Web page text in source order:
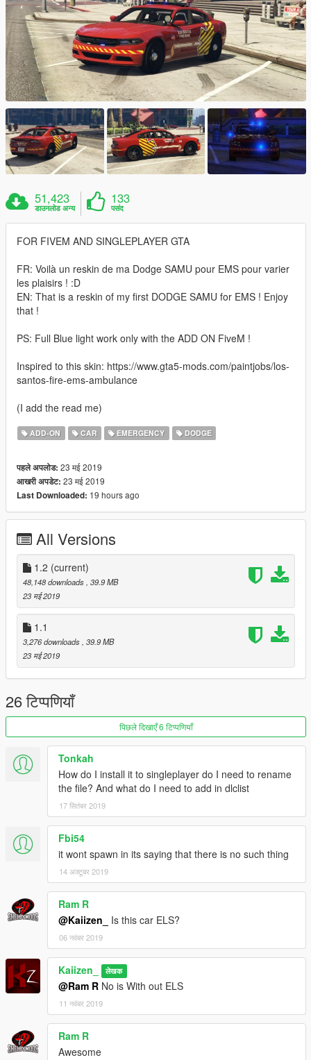
51,423
डाउनलोड अन्य
133
पसंद
FOR FIVEM AND SINGLEPLAYER GTA
FR: Voilà un reskin de ma Dodge SAMU pour EMS pour varier
les plaisirs ! :D
EN: That is a reskin of my first DODGE SAMU for EMS ! Enjoy
that !
PS: Full Blue light work only with the ADD ON FiveM !
Inspired to this skin: https://www.gta5-mods.com/paintjobs/los-
santos-fire-ems-ambulance
(I add the read me)
ADD-ON CAR EMERGENCY DODGE
पहले अपलोड: 23 मई 2019
आखरी अपडेट: 23 मई 2019
Last Downloaded: 19 hours ago
All Versions
1.2 (current)
48,148 downloads , 39.9 MB
23 मई 2019
1.1
3,276 downloads , 39.9 MB
23 मई 2019
26 टिप्पणियाँ
पिछले दिखाएँ 6 टिप्पणियाँ
Tonkah
How do I install it to singleplayer do I need to rename
the file? And what do I need to add in dlclist
17 सितंबर 2019
Fbi54
it wont spawn in its saying that there is no such thing
14 अक्टूबर 2019
Ram R
@Kaiizen_
Is this car ELS?
06 नवंबर 2019
Kaiizen_ लेखक
@Ram R No is With out ELS
11 नवंबर 2019
Ram R
Awesome